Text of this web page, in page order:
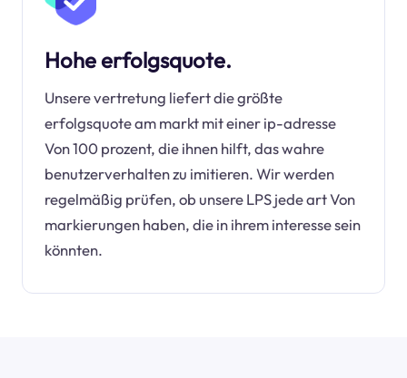
Hohe erfolgsquote.
Unsere vertretung liefert die größte
erfolgsquote am markt mit einer ip-adresse
Von 100 prozent, die ihnen hilft, das wahre
benutzerverhalten zu imitieren. Wir werden
regelmäßig prüfen, ob unsere LPS jede art Von
markierungen haben, die in ihrem interesse sein
könnten.